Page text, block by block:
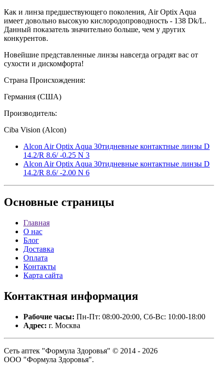
Как и линза предшествующего поколения, Air Optix Aqua
имеет довольно высокую кислородопроводность - 138 Dk/L.
Данный показатель значительно больше, чем у других
конкурентов.
Новейшие представленные линзы навсегда оградят вас от
сухости и дискомфорта!
Страна Происхождения:
Германия (США)
Производитель:
Ciba Vision (Alcon)
Alcon Air Optix Aqua 30тидневные контактные линзы D
14.2/R 8.6/ -0.25 N 3
Alcon Air Optix Aqua 30тидневные контактные линзы D
14.2/R 8.6/ -2.00 N 6
Основные страницы
Главная
О нас
Блог
Доставка
Оплата
Контакты
Карта сайта
Контактная информация
Рабочие часы: Пн-Пт: 08:00-20:00, Сб-Вс: 10:00-18:00
Адрес: г. Москва
Сеть аптек "Формула Здоровья" © 2014 - 2026
ООО "Формула Здоровья".